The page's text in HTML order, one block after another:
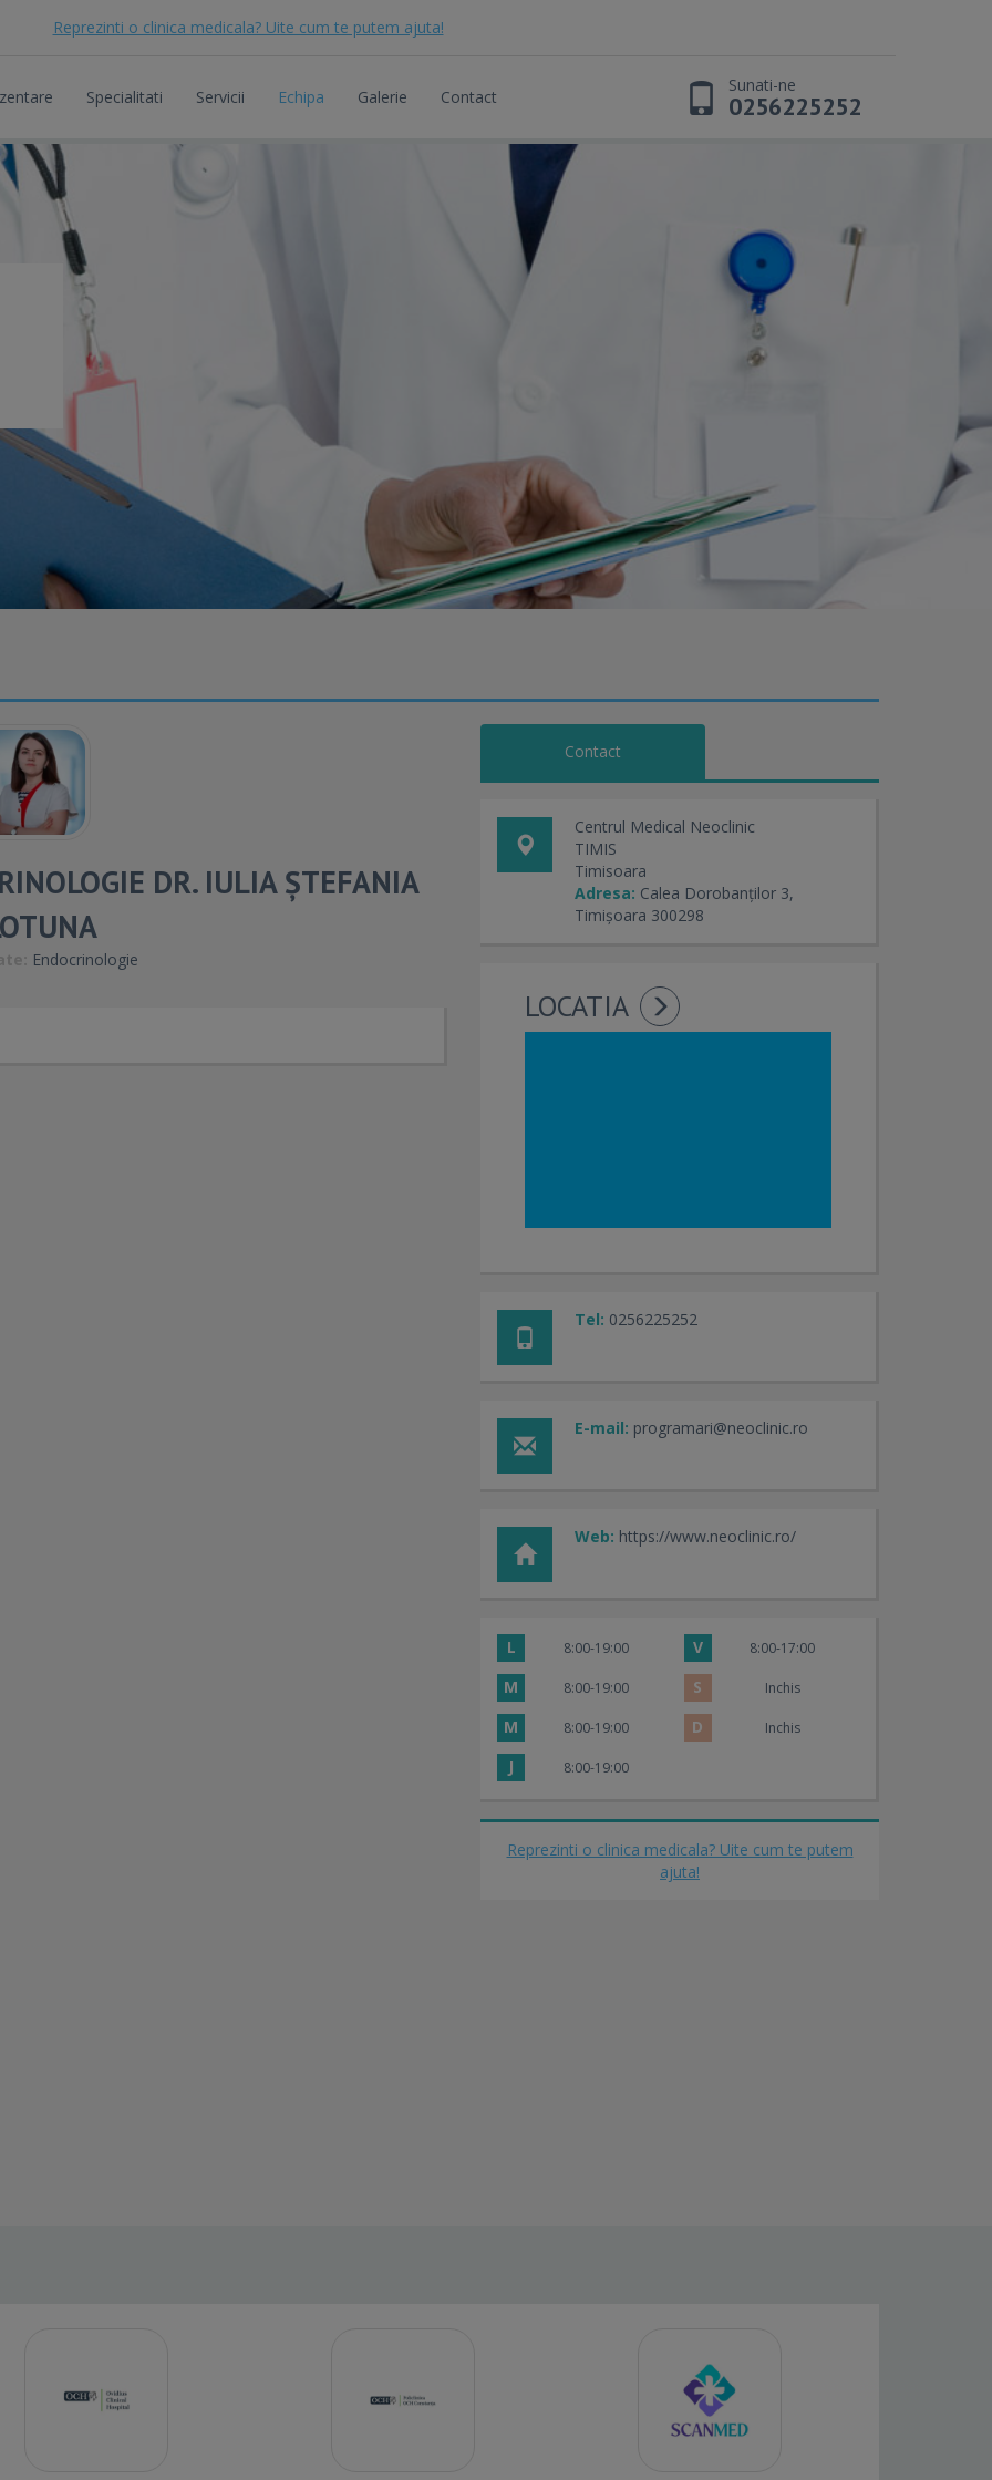
Reprezinti o clinica medicala? Uite cum te putem ajuta!
Specialitati Servicii Echipa Galerie Contact
Sunati-ne
0256225252
DR. IULIA ȘTEFANIA
Endocrinologie
Contact
Centrul Medical Neoclinic
TIMIS
Timisoara
Adresa: Calea Dorobanților 3,
Timișoara 300298
LOCATIA
Tel: 0256225252
E-mail: programari@neoclinic.ro
Web: https://www.neoclinic.ro/
L 8:00-19:00 V 8:00-17:00
M 8:00-19:00 S Inchis
M 8:00-19:00 D Inchis
J 8:00-19:00
Reprezinti o clinica medicala? Uite cum te putem
ajuta!